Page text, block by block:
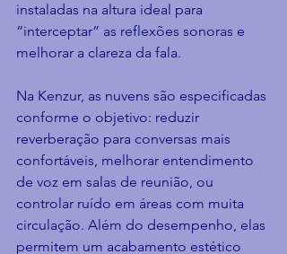
instaladas na altura ideal para
“interceptar” as reflexões sonoras e
melhorar a clareza da fala.
Na Kenzur, as nuvens são especificadas
conforme o objetivo: reduzir
reverberação para conversas mais
confortáveis, melhorar entendimento
de voz em salas de reunião, ou
controlar ruído em áreas com muita
circulação. Além do desempenho, elas
permitem um acabamento estético